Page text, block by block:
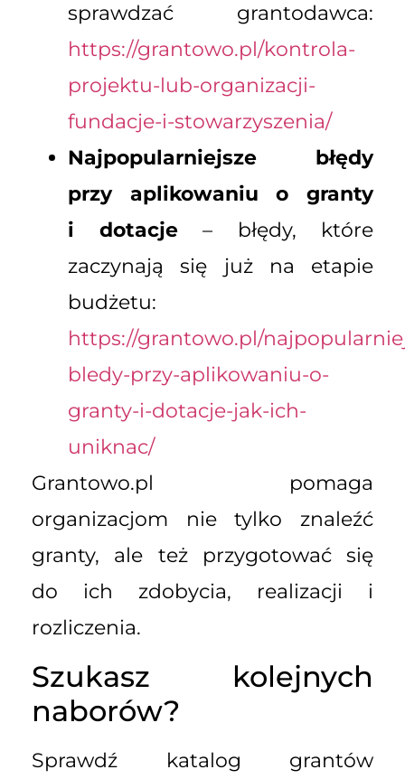
sprawdzać grantodawca:
https://grantowo.pl/kontrola-
projektu-lub-organizacji-
fundacje-i-stowarzyszenia/
Najpopularniejsze błędy
przy aplikowaniu o granty
i dotacje– błędy, które
zaczynają się już na etapie
budżetu:
https://grantowo.pl/
bledy-przy-aplikowaniu-o-
granty-i-dotacje-jak-ich-
uniknac/
Grantowo.pl pomaga
organizacjom nie tylko znaleźć
granty, ale też przygotować się
do ich zdobycia, realizacji i
rozliczenia.
Szukasz kolejnych
naborów?
Sprawdź katalog grantów